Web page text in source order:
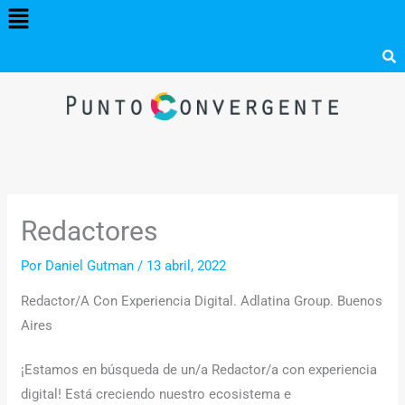
Menú
Redactores
Por Daniel Gutman/ 13 abril, 2022
Redactor/A Con Experiencia Digital. Adlatina Group. Buenos
Aires
¡Estamos en búsqueda de un/a Redactor/a con experiencia
digital! Está creciendo nuestro ecosistema e